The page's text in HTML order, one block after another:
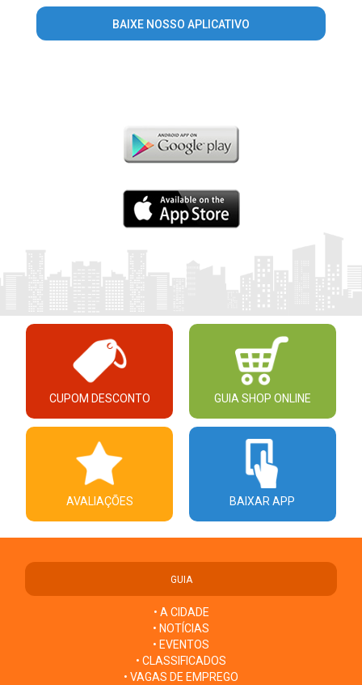
BAIXE NOSSO APLICATIVO
CUPOM DESCONTO GUIA SHOP ONLINE
AVALIAÇÕES BAIXAR APP
GUIA
• A CIDADE
• NOTÍCIAS
• EVENTOS
• CLASSIFICADOS
• VAGAS DE EMPREGO